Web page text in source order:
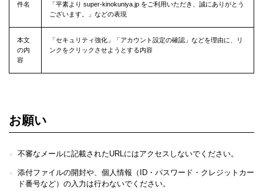
件名
「平素より super-kinokuniya.jp をご利用いただき、誠にありがとう
ございます。」などの表現
本文
の内
容
「セキュリティ強化」「アカウント設定の確認」などを理由に、リ
ンクをクリックさせようとする内容
お願い
不審なメールに記載されたURLにはアクセスしないでください。
添付ファイルの開封や、個人情報（ID・パスワード・クレジットカー
ド番号など）の入力は行わないでください。